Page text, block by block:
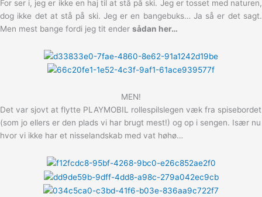
For ser i, jeg er ikke en haj til at stå på ski. Jeg er tosset med naturen,
dog ikke det at stå på ski. Jeg er en bangebuks… Ja så er det sagt.
Men mest bange fordi jeg tit ender sådan her…
MEN!
Det var sjovt at flytte PLAYMOBIL rollespilslegen væk fra spisebordet
(som jo ellers er den plads vi har brugt mest!) og op i sengen. Især nu
hvor vi ikke har et nisselandskab med vat høhø…